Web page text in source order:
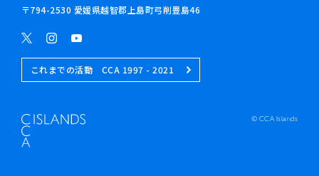
〒794-2530 愛媛県越智郡上島町弓削豊島46
これまでの活動 CCA 1997 - 2021
© CCA Islands